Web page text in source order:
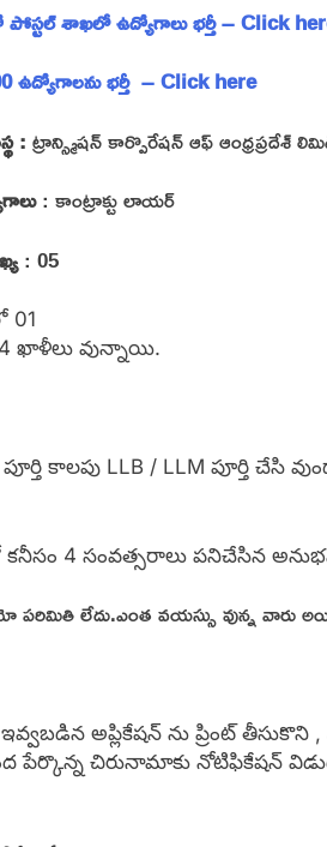
శాఖలో ఉద్యోగాలు భర్తీ – Click
ఉద్యోగాలను భర్తీ – Click here
:ట్రాన్స్మిషన్ కార్పొరేషన్ ఆఫ్ ఆంధ్రప్రదేశ్
: కాంట్రాక్టు లాయర్
: 05
01
ఖాళీలు వున్నాయి.
కాలపు LLB / LLM పూర్తి చేసి
4 సంవత్సరాలు పనిచేసిన
లేదు.ఎంత వయస్సు వున్న వారు
అప్లికేషన్ ను ప్రింట్
పేర్కొన్న చిరునామాకు నోటిఫికేషన్